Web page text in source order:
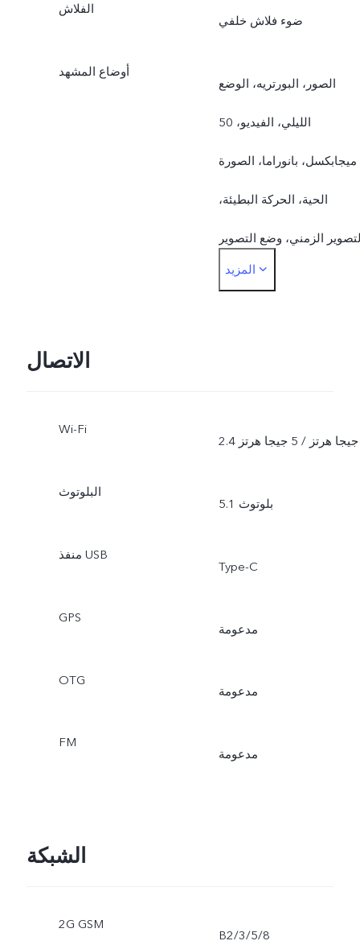
الفلاش
ضوء فلاش خلفي
أوضاع المشهد
الصور، البورتريه، الوضع
الليلي، الفيديو، 50
ميجابكسل، بانوراما، الصورة
الحية، الحركة البطيئة،
الزمني، وضع التصوير
الاحترافي، ملصقات AR،
المزيد
الاتصال
Wi-Fi
2.4 جيجا هرتز / 5 جيجا هرتز
البلوتوث
بلوتوث 5.1
منفذ USB
Type-C
GPS
مدعومة
OTG
مدعومة
FM
مدعومة
الشبكة
2G GSM
B2/3/5/8